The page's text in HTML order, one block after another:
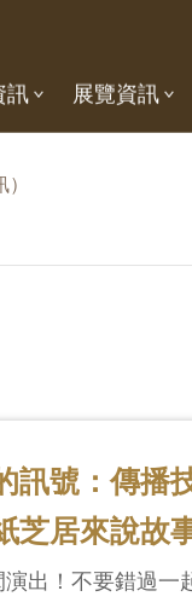
訊 展覽資訊
訊號：傳播
芝居來說故
演出！不要錯過